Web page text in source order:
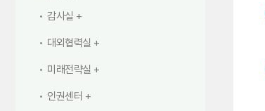
감사실
대외협력실
미래전략실
인권센터